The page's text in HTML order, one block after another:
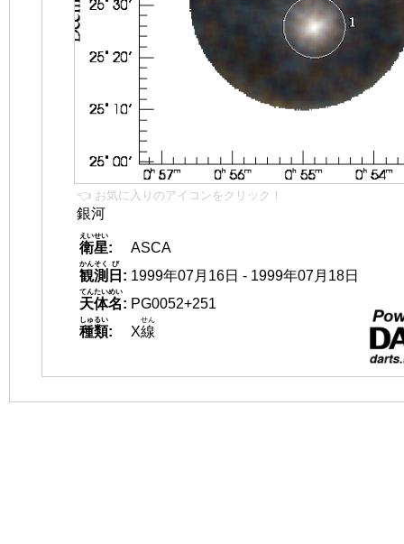
👈 お気に入りのアイコンをクリック！
銀河
衛星
えいせい
:
ASCA
観測
かんそく
日
び
: 1999年07月16日 - 1999年07月18日
天体名
てんたいめい
: PG0052+251
種類
しゅるい
: X線
せん